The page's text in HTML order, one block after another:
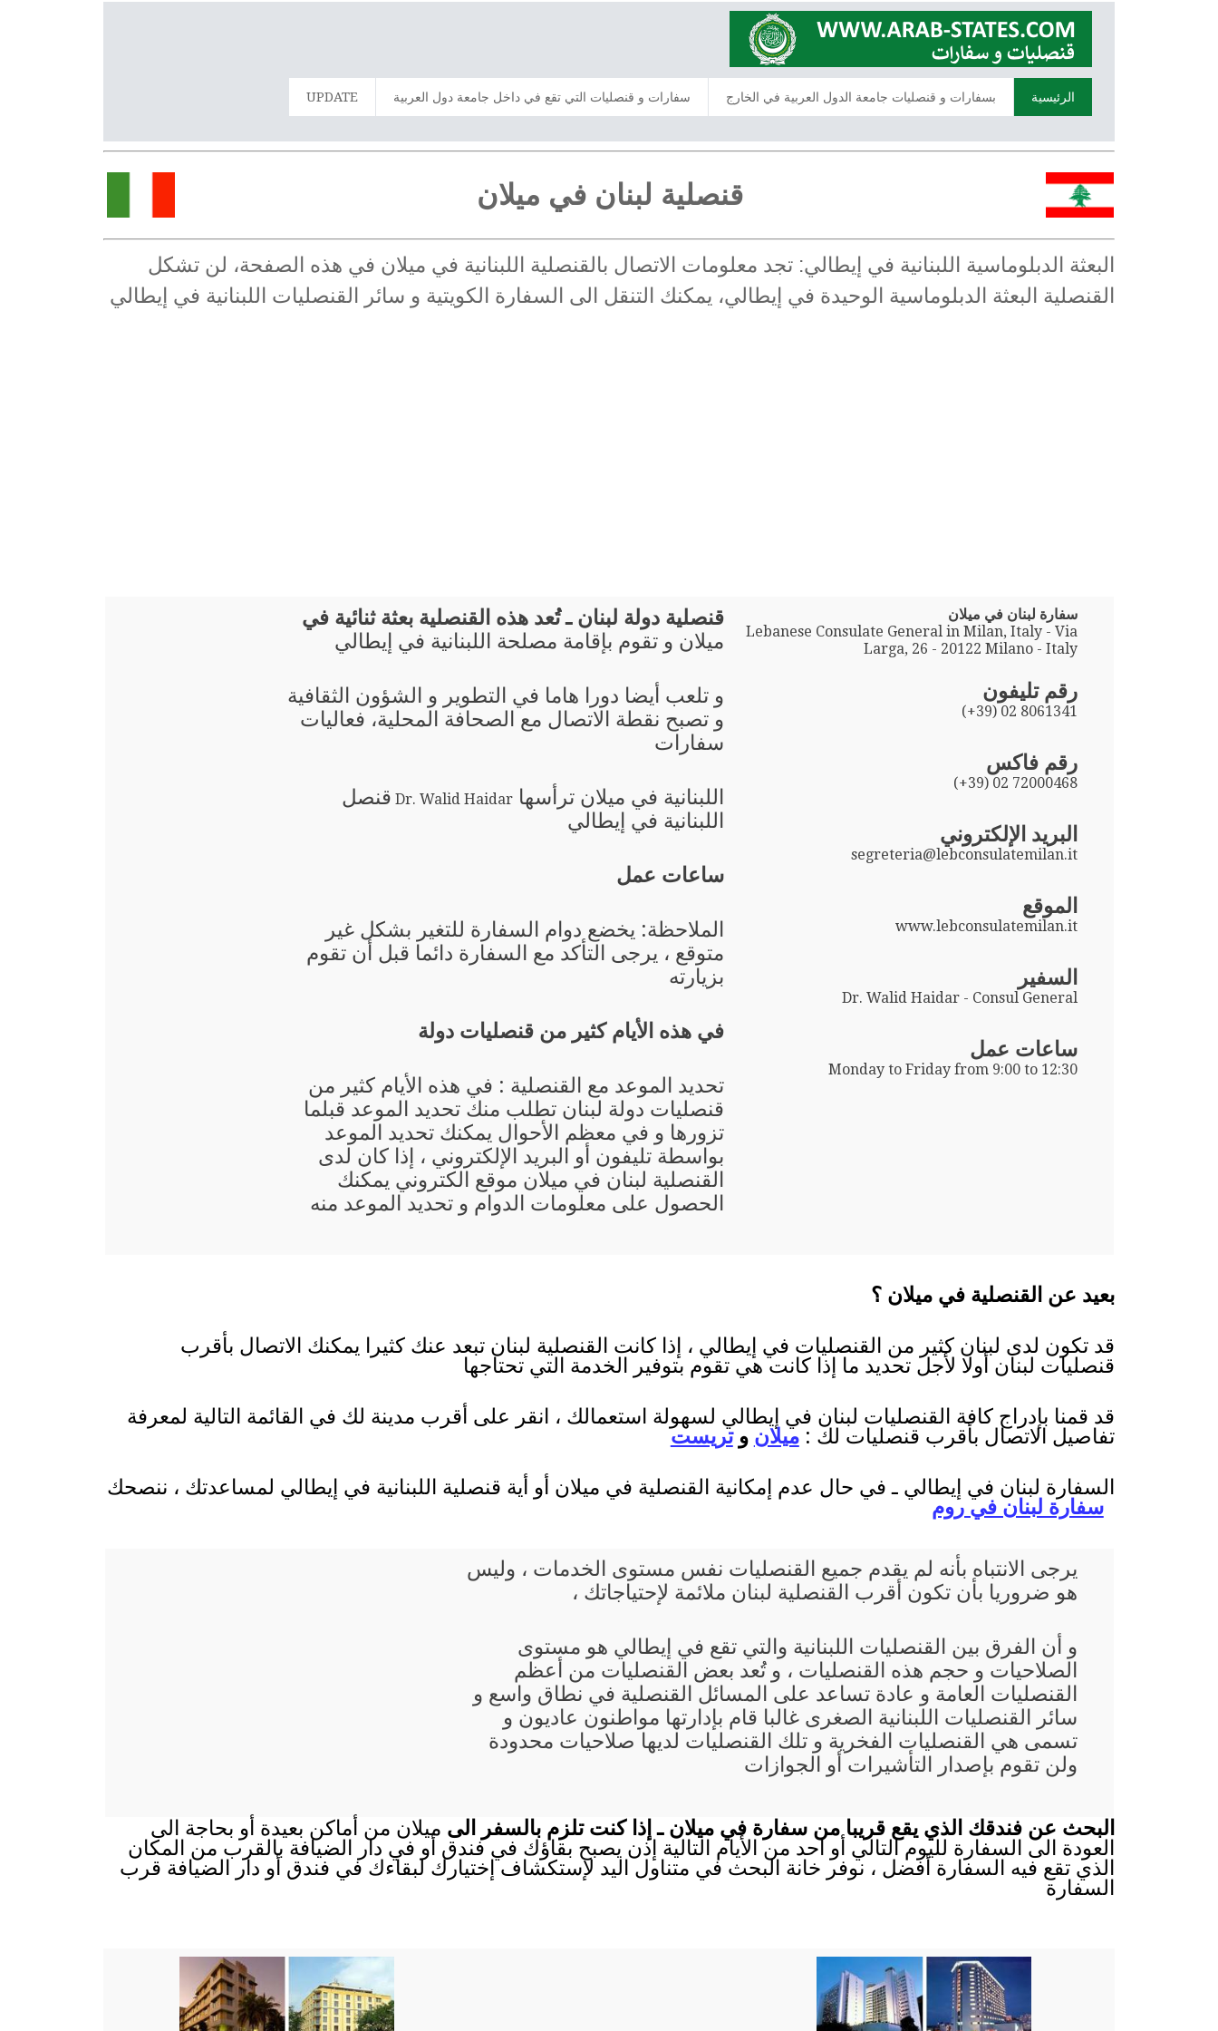
الرئيسية بسفارات و قنصليات جامعة الدول العربية في الخارج سفارات و قنصليات التي تقع في داخل جامعة دول العربية UPDATE
قنصلية لبنان في ميلان
البعثة الدبلوماسية اللبنانية في إيطالي: تجد معلومات الاتصال بالقنصلية اللبنانية في ميلان في هذه الصفحة، لن تشكل
القنصلية البعثة الدبلوماسية الوحيدة في إيطالي، يمكنك التنقل الى السفارة الكويتية و سائر القنصليات اللبنانية في إيطالي
سفارة لبنان في ميلان
Lebanese Consulate General in Milan, Italy - Via
Larga, 26 - 20122 Milano - Italy
رقم تليفون
(+39) 02 8061341
رقم فاكس
(+39) 02 72000468
البريد الإلكتروني
segreteria@lebconsulatemilan.it
الموقع
www.lebconsulatemilan.it
السفير
Dr. Walid Haidar - Consul General
ساعات عمل
Monday to Friday from 9:00 to 12:30
قنصلية دولة لبنان ـ تُعد هذه القنصلية بعثة ثنائية في
ميلان و تقوم بإقامة مصلحة اللبنانية في إيطالي
و تلعب أيضا دورا هاما في التطوير و الشؤون الثقافية
و تصبح نقطة الاتصال مع الصحافة المحلية، فعاليات
سفارات
اللبنانية في ميلان ترأسها Dr. Walid Haidar قنصل
اللبنانية في إيطالي
ساعات عمل
الملاحظة: يخضع دوام السفارة للتغير بشكل غير
متوقع ، يرجى التأكد مع السفارة دائما قبل أن تقوم
بزيارته
في هذه الأيام كثير من قنصليات دولة
تحديد الموعد مع القنصلية : في هذه الأيام كثير من
قنصليات دولة لبنان تطلب منك تحديد الموعد قبلما
تزورها و في معظم الأحوال يمكنك تحديد الموعد
بواسطة تليفون أو البريد الإلكتروني ، إذا كان لدى
القنصلية لبنان في ميلان موقع الكتروني يمكنك
الحصول على معلومات الدوام و تحديد الموعد منه
بعيد عن القنصلية في ميلان ؟
قد تكون لدى لبنان كثير من القنصليات في إيطالي ، إذا كانت القنصلية لبنان تبعد عنك كثيرا يمكنك الاتصال بأقرب
قنصليات لبنان أولا لأجل تحديد ما إذا كانت هي تقوم بتوفير الخدمة التي تحتاجها
قد قمنا بإدراج كافة القنصليات لبنان في إيطالي لسهولة استعمالك ، انقر على أقرب مدينة لك في القائمة التالية لمعرفة
تفاصيل الاتصال بأقرب قنصليات لك :ميلان وتريست
السفارة لبنان في إيطالي ـ في حال عدم إمكانية القنصلية في ميلان أو أية قنصلية اللبنانية في إيطالي لمساعدتك ، ننصحك
سفارة لبنان في روم
يرجى الانتباه بأنه لم يقدم جميع القنصليات نفس مستوى الخدمات ، وليس
هو ضروريا بأن تكون أقرب القنصلية لبنان ملائمة لإحتياجاتك ،
و أن الفرق بين القنصليات اللبنانية والتي تقع في إيطالي هو مستوى
الصلاحيات و حجم هذه القنصليات ، و تُعد بعض القنصليات من أعظم
القنصليات العامة و عادة تساعد على المسائل القنصلية في نطاق واسع و
سائر القنصليات اللبنانية الصغرى غالبا قام بإدارتها مواطنون عاديون و
تسمى هي القنصليات الفخرية و تلك القنصليات لديها صلاحيات محدودة
ولن تقوم بإصدار التأشيرات أو الجوازات
البحث عن فندقك الذي يقع قريبا من سفارة في ميلان ـ إذا كنت تلزم بالسفر الى ميلان من أماكن بعيدة أو بحاجة الى
العودة الى السفارة لليوم التالي أو احد من الأيام التالية إذن يصبح بقاؤك في فندق أو في دار الضيافة بالقرب من المكان
الذي تقع فيه السفارة أفضل ، نوفر خانة البحث في متناول اليد لإستكشاف إختيارك لبقاءك في فندق أو دار الضيافة قرب
السفارة